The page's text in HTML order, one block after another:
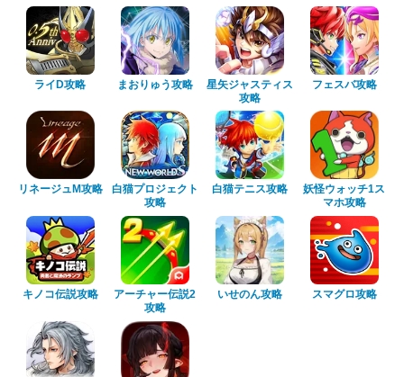
ライD攻略 まおりゅう攻略
星矢ジャスティス
攻略
フェスバ攻略
リネージュM攻略
白猫プロジェクト
攻略
白猫テニス攻略
妖怪ウォッチ1ス
マホ攻略
キノコ伝説攻略
アーチャー伝説2
攻略
いせのん攻略 スマグロ攻略